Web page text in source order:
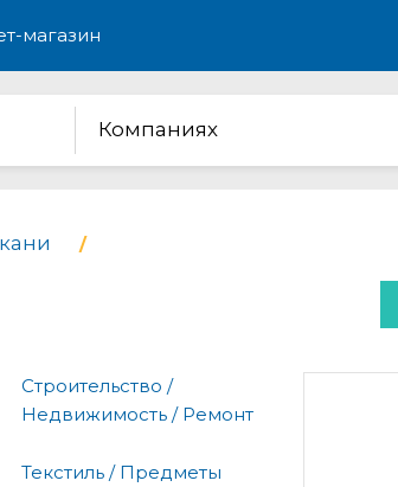
магазин
Компаниях
Строительство /
Недвижимость / Ремонт
Текстиль / Предметы